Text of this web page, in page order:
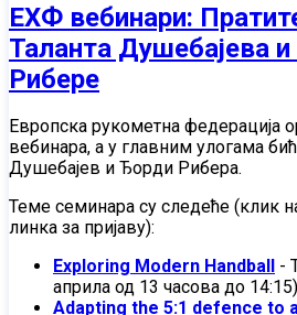
ЕХФ вебинари:
Таланта Душебајева и
Рибере
Европска рукометна федерација
вебинара, а у главним улогама
Душебајев и Ђорди Рибера.
Теме семинара су следеће (клик
линка за пријаву):
Exploring Modern Handball
-
априла од 13 часова до
Adapting the 5:1 defence to